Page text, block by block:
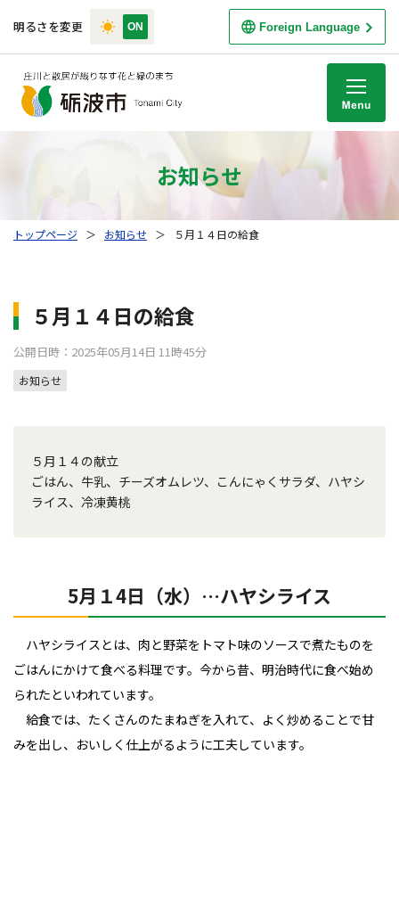
明るさを変更 Foreign Language
お知らせ
トップページ ＞ お知らせ ＞ ５月１４日の給食
５月１４日の給食
公開日時：2025年05月14日 11時45分
お知らせ
５月１４の献立
ごはん、牛乳、チーズオムレツ、こんにゃくサラダ、ハヤシ
ライス、冷凍黄桃
5月１4日（水）…ハヤシライス
ハヤシライスとは、肉と野菜をトマト味のソースで煮たものを
ごはんにかけて食べる料理です。今から昔、明治時代に食べ始め
られたといわれています。
給食では、たくさんのたまねぎを入れて、よく炒めることで甘
みを出し、おいしく仕上がるように工夫しています。